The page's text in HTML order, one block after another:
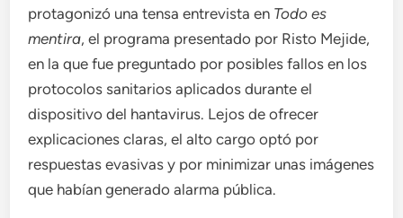
protagonizó una tensa entrevista en Todo es
mentira, el programa presentado por Risto Mejide,
en la que fue preguntado por posibles fallos en los
protocolos sanitarios aplicados durante el
dispositivo del hantavirus. Lejos de ofrecer
explicaciones claras, el alto cargo optó por
respuestas evasivas y por minimizar unas imágenes
que habían generado alarma pública.